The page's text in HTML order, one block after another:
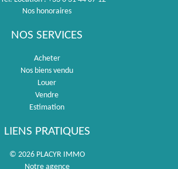
Nos honoraires
NOS SERVICES
Acheter
Nos biens vendu
Louer
Vendre
Estimation
LIENS PRATIQUES
© 2026 PLACYR IMMO
Notre agence